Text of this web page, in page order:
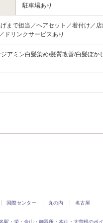
駐車場あり
まで担当／ヘアセット／着付け／
ドリンクサービスあり
アミン白髪染め/髪質改善/白髪ぼか
国際センター 丸の内 名古屋
駅・栄・金山・御器所・本山・大曽根のポ